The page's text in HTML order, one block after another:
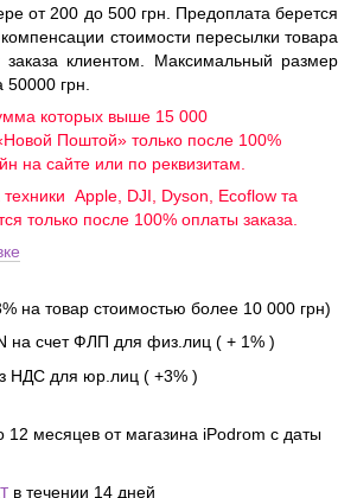
от 200 до 500 грн. Предоплата берется
стоимости пересылки товара
заказа клиентом. Максимальный размер
50000 грн.
которых выше 15 000
Поштой» только после 100%
на сайте или по реквизитам.
Apple, DJI, Dyson, Ecoflow та
только после 100% оплаты заказа.
на товар стоимостью более 10 000 грн)
на счет ФЛП для физ.лиц ( + 1% )
НДС для юр.лиц ( +3% )
12 месяцев от магазина iPodrom с даты
в течении 14 дней